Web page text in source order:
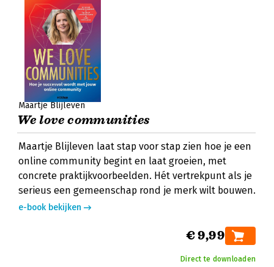
Maartje Blijleven
We love communities
Maartje Blijleven laat stap voor stap zien hoe je een
online community begint en laat groeien, met
concrete praktijkvoorbeelden. Hét vertrekpunt als je
serieus een gemeenschap rond je merk wilt bouwen.
e-book bekijken
€ 9,99
Direct te downloaden